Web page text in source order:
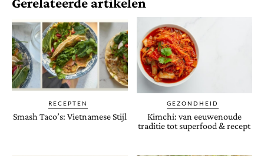
RECEPTEN
Smash Taco’s: Vietnamese Stijl
GEZONDHEID
Kimchi: van eeuwenoude
traditie tot superfood & recept